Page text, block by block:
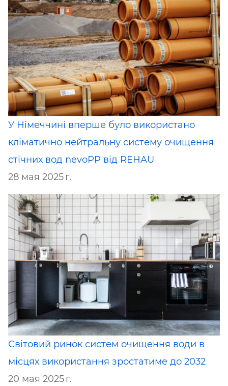
У Німеччині вперше було використано
кліматично нейтральну систему очищення
стічних вод nevoPP від ​​REHAU
28 мая 2025 г.
Світовий ринок систем очищення води в
місцях використання зростатиме до 2032
20 мая 2025 г.